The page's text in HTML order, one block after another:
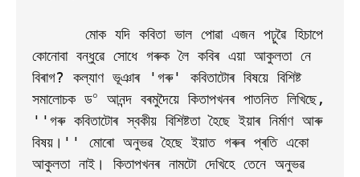
কোনোবা বন্ধুৱে সোধে গৰুক লৈ কবিৰ এয়া আকুলতা নে
বিৰাগ? কল্যাণ ভূঞাৰ 'গৰু' কবিতাটোৰ বিষয়ে বিশিষ্ট
সমালোচক ড০
আনন্দ বৰমুদৈয়ে কিতাপখনৰ পাতনিত লিখিছে,
''গৰু কবিতাটোৰ স্বকীয় বিশিষ্টতা হৈছে ইয়াৰ নিৰ্মাণ আৰু
বিষয়।'' মোৰো অনুভৱ হৈছে ইয়াত গৰুৰ প্ৰতি একো
আকুলতা নাই। কিতাপখনৰ নামটো দেখিহে তেনে অনুভৱ